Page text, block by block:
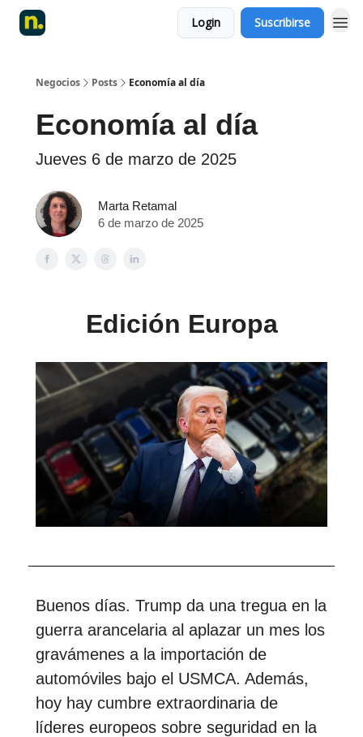
Login Suscribirse
Negocios Posts Economía al día
Economía al día
Jueves 6 de marzo de 2025
Marta Retamal
6 de marzo de 2025
Edición Europa
Buenos días. Trump da una tregua en la
guerra arancelaria al aplazar un mes los
gravámenes a la importación de
automóviles bajo el USMCA. Además,
hoy hay cumbre extraordinaria de
líderes europeos sobre seguridad en la